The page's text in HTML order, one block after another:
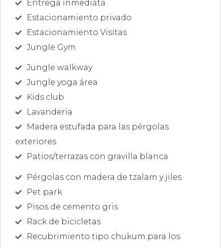
Entrega inmediata
Estacionamiento privado
Estacionamiento Visitas
Jungle Gym
Jungle walkway
Jungle yoga área
Kids club
Lavanderia
Madera estufada para las pérgolas
exteriores
Patios/terrazas con gravilla blanca
Pérgolas con madera de tzalam y jiles
Pet park
Pisos de cemento gris
Rack de bicicletas
Recubrimiento tipo chukum para los